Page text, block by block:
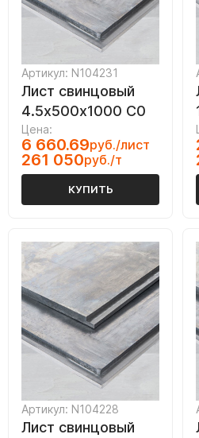
Артикул: N104231
Лист свинцовый
4.5х500х1000 С0
Цена:
6 660.69руб./лист
261 050руб./т
КУПИТЬ
Артикул: N104228
Лист свинцовый